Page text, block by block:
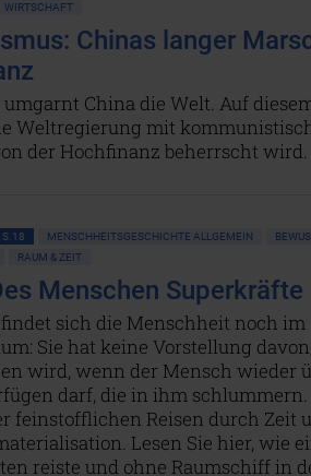
WIRTSCHAFT
Chinas langer
China die Welt. Auf
Weltregierung mit
der Hochfinanz beherrscht wird.
S.18 MENSCHHEITSGESCHICHTE ALLGEMEIN
RAUM & ZEIT
Menschen Superkräfte
sich die Menschheit noch im
Sie hat keine Vorstellung
wird, wenn der Mensch wieder
darf, die in ihm
feinstofflichen Reisen durch Zeit
Lesen Sie hier, wie
reiste und ohne Raumschiff in